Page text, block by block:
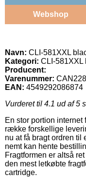
Webshop
Navn: CLI-581XXL
Kategori: CLI-581XXL
Producent:
Varenummer:
EAN: 4549292086874
Vurderet til 4.1 ud af 5
En stor portion
række forskellige
nu at få bragt ordren til
nemt kan hente
Fragtformen er altså
den mest letkøbte
cartridge.